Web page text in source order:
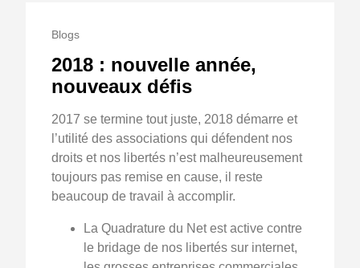
Blogs
2018 : nouvelle année,
nouveaux défis
2017 se termine tout juste, 2018 démarre et
l’utilité des associations qui défendent nos
droits et nos libertés n’est malheureusement
toujours pas remise en cause, il reste
beaucoup de travail à accomplir.
La Quadrature du Net est active contre
le bridage de nos libertés sur internet,